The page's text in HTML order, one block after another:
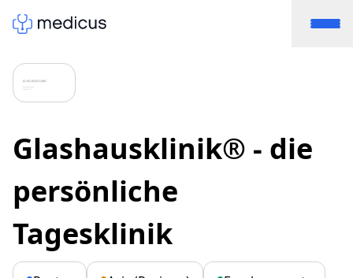
Glashausklinik® - die
persönliche
Tagesklinik